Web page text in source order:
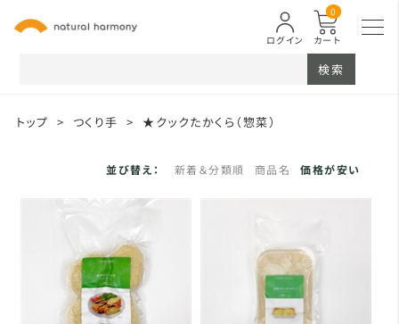
カート
0
ログイン
検索
トップ > つくり手 > ★クックたかくら（惣菜）
並び替え： 新着＆分類順 商品名 価格が安い